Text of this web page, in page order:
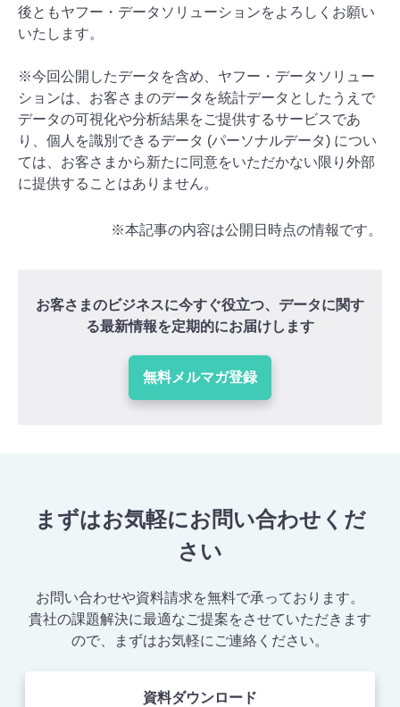
後ともヤフー・データソリューションをよろしくお願い
いたします。
※今回公開したデータを含め、ヤフー・データソリュー
ションは、お客さまのデータを統計データとしたうえで
データの可視化や分析結果をご提供するサービスであ
り、個人を識別できるデータ (パーソナルデータ) につい
ては、お客さまから新たに同意をいただかない限り外部
に提供することはありません。
※本記事の内容は公開日時点の情報です。
お客さまのビジネスに今すぐ役立つ、データに関す
る最新情報を定期的にお届けします
無料メルマガ登録
まずはお気軽にお問い合わせくだ
さい
お問い合わせや資料請求を無料で承っております。
貴社の課題解決に最適なご提案をさせていただきます
ので、まずはお気軽にご連絡ください。
資料ダウンロード